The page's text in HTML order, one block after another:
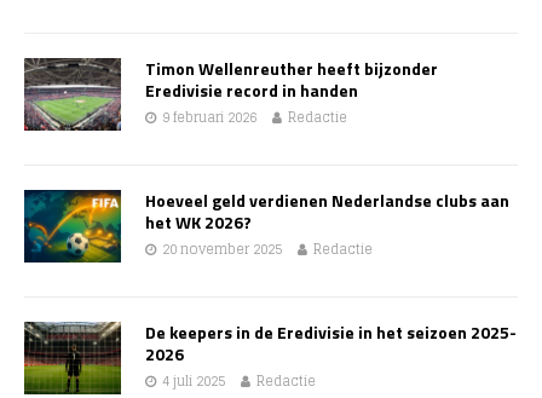
Timon Wellenreuther heeft bijzonder
Eredivisie record in handen
9 februari 2026 Redactie
Hoeveel geld verdienen Nederlandse clubs aan
het WK 2026?
20 november 2025 Redactie
De keepers in de Eredivisie in het seizoen 2025-
2026
4 juli 2025 Redactie